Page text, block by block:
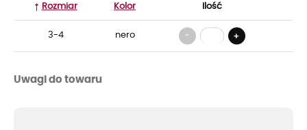
Rozmiar Kolor Ilość
3-4 nero - +
Uwagi do towaru